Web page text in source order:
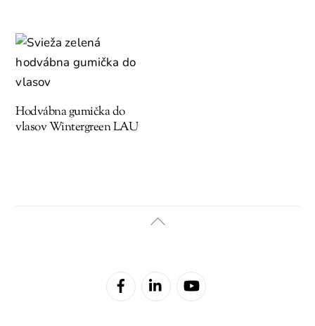
Hodvábna gumička do
vlasov Wintergreen LAU
Back
FacebookLinked
In